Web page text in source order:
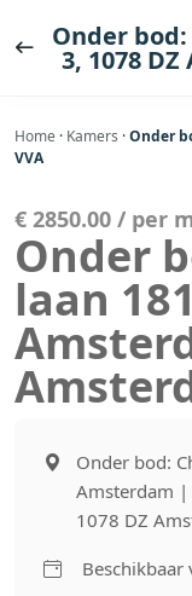
naar
Onder
3, 1078
Home · Kamers ·Onder
VVA
€ 2850.00 / per
Onder
laan
Onder bod:
Amsterdam |
1078 DZ
Beschikbaar